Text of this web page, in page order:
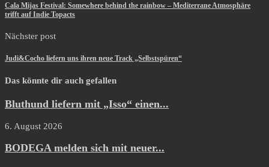
Cala Mijas Festival: Somewhere behind the rainbow – Mediterrane Atmosphäre
trifft auf Indie Topacts
Nächster post
Judi&Cocho liefern uns ihren neue Track „Selbstspüren“
Das könnte dir auch gefallen
Bluthund liefern mit „Isso“ einen...
6. August 2026
BODEGA melden sich mit neuer...